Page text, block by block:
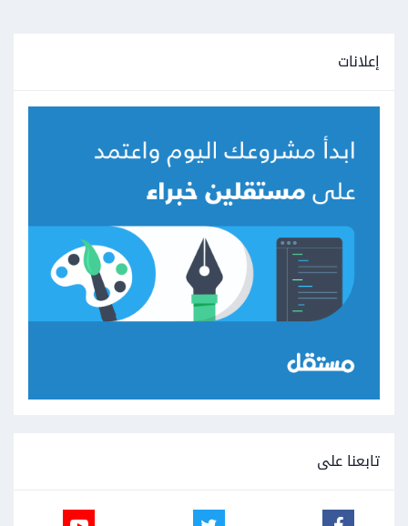
إعلانات
تابعنا على